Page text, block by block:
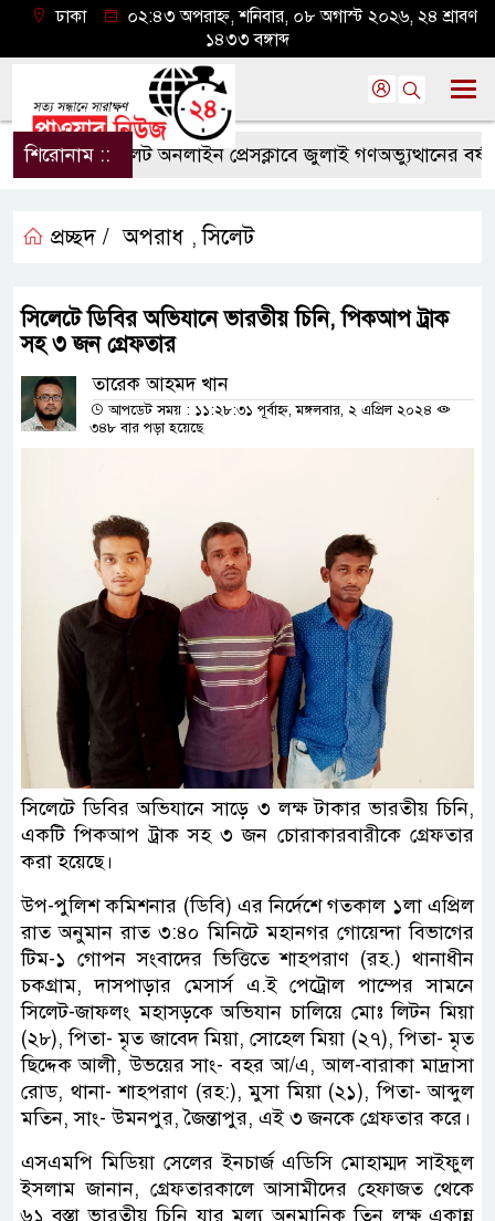
ঢাকা
০২:৪৩ অপরাহ্ন, শনিবার, ০৮ অগাস্ট ২০২৬, ২৪ শ্রাবণ
১৪৩৩ বঙ্গাব্দ
শিরোনাম ::সিলেট অনলাইন প্রেসক্লাবে জুলাই গণঅভ্যুত্থানের
প্রচ্ছদ / অপরাধ ,সিলেট
সিলেটে ডিবির অভিযানে ভারতীয় চিনি, পিকআপ ট্রাক
সহ ৩ জন গ্রেফতার
তারেক আহমদ খান
আপডেট সময় : ১১:২৮:৩১ পূর্বাহ্ন, মঙ্গলবার, ২ এপ্রিল ২০২৪
৩৪৮ বার পড়া হয়েছে
সিলেটে ডিবির অভিযানে সাড়ে ৩ লক্ষ টাকার ভারতীয় চিনি,
একটি পিকআপ ট্রাক সহ ৩ জন চোরাকারবারীকে গ্রেফতার
করা হয়েছে।
উপ-পুলিশ কমিশনার (ডিবি) এর নির্দেশে গতকাল ১লা এপ্রিল
রাত অনুমান রাত ৩:৪০ মিনিটে মহানগর গোয়েন্দা বিভাগের
টিম-১ গোপন সংবাদের ভিত্তিতে শাহপরাণ (রহ.) থানাধীন
চকগ্রাম, দাসপাড়ার মেসার্স এ.ই পেট্রোল পাম্পের সামনে
সিলেট-জাফলং মহাসড়কে অভিযান চালিয়ে মোঃ লিটন মিয়া
(২৮), পিতা- মৃত জাবেদ মিয়া, সোহেল মিয়া (২৭), পিতা- মৃত
ছিদ্দেক আলী, উভয়ের সাং- বহর আ/এ, আল-বারাকা মাদ্রাসা
রোড, থানা- শাহপরাণ (রহ:), মুসা মিয়া (২১), পিতা- আব্দুল
মতিন, সাং- উমনপুর, জৈন্তাপুর, এই ৩ জনকে গ্রেফতার করে।
এসএমপি মিডিয়া সেলের ইনচার্জ এডিসি মোহাম্মদ সাইফুল
ইসলাম জানান, গ্রেফতারকালে আসামীদের হেফাজত থেকে
৬১ বস্তা ভারতীয় চিনি যার মূল্য অনুমানিক তিন লক্ষ একান্ন